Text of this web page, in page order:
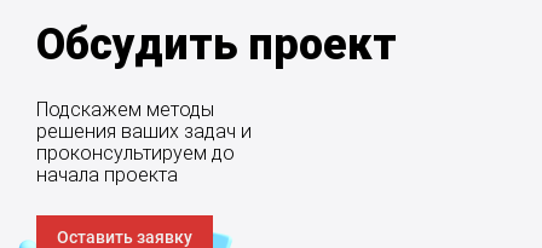
Обсудить проект
Подскажем методы
решения ваших задач и
проконсультируем до
начала проекта
Оставить заявку